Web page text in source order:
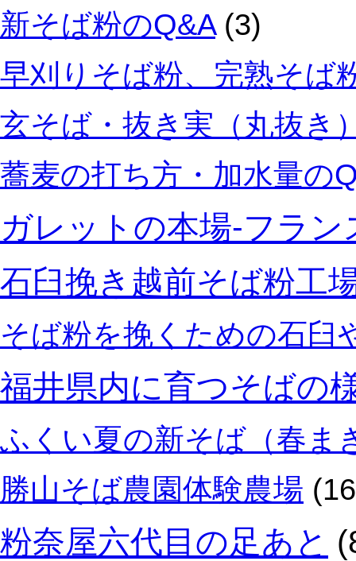
新そば粉のQ&A(3)
早刈りそば粉、完熟そば
玄そば・抜き実（丸抜き
蕎麦の打ち方・加水量の
ガレットの本場‐フラ
石臼挽き越前そば粉工
そば粉を挽くための石臼
福井県内に育つそばの
ふくい夏の新そば（春ま
勝山そば農園体験農場
粉奈屋六代目の足あと